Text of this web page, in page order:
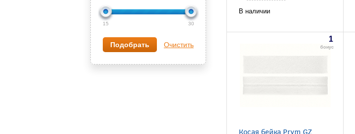
15 30
Очистить
В наличии
1
бонус
Косая бейка Prym GZ